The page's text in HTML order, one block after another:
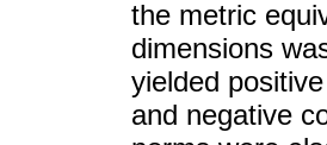
the metric
dimensions
yielded
and negative